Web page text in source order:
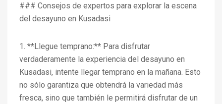
### Consejos de expertos para explorar la escena
del desayuno en Kusadasi
1. **Llegue temprano:** Para disfrutar
verdaderamente la experiencia del desayuno en
Kusadasi, intente llegar temprano en la mañana. Esto
no sólo garantiza que obtendrá la variedad más
fresca, sino que también le permitirá disfrutar de un